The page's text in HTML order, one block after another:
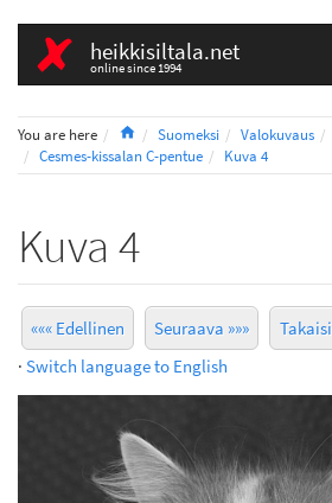
heikkisiltala.net
online since 1994
You are here HomeSuomeksi Valokuvaus
Cesmes-kissalan C-pentue
Kuva 4
Kuva 4
««« Edellinen Seuraava »»»
· Switch language to English